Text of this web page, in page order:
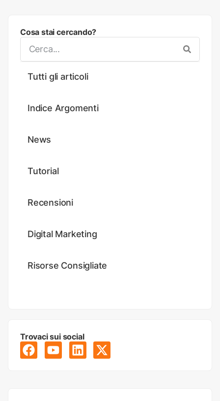
Cosa stai cercando?
Tutti gli articoli
Indice Argomenti
News
Tutorial
Recensioni
Digital Marketing
Risorse Consigliate
Trovaci sui social